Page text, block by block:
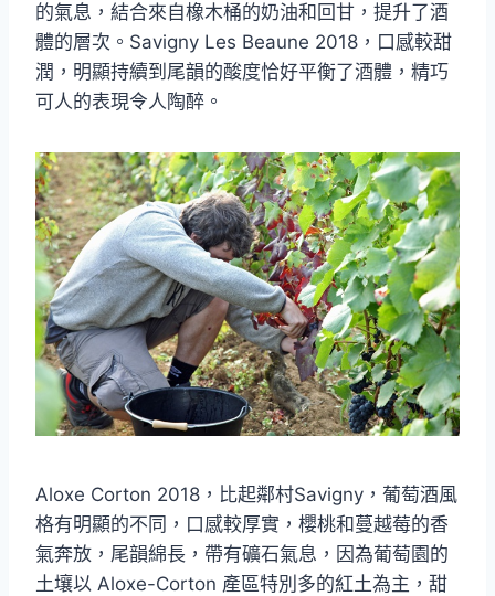
的氣息，結合來自橡木桶的奶油和回甘，提升了酒
體的層次。Savigny Les Beaune 2018，口感較甜
潤，明顯持續到尾韻的酸度恰好平衡了酒體，精巧
可人的表現令人陶醉。
Aloxe Corton 2018，比起鄰村Savigny，葡萄酒風
格有明顯的不同，口感較厚實，櫻桃和蔓越莓的香
氣奔放，尾韻綿長，帶有礦石氣息，因為葡萄園的
土壤以 Aloxe-Corton 產區特別多的紅土為主，甜